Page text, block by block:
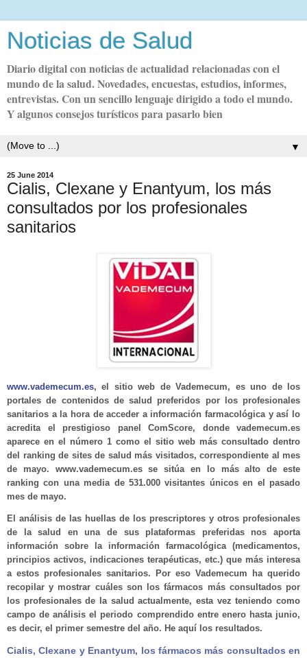
Noticias de Salud
Diario digital con noticias de actualidad relacionadas con el
mundo de la salud. Novedades, encuestas, estudios, informes,
entrevistas. Con un sencillo lenguaje dirigido a todo el mundo.
Y algunos consejos turísticos para pasarlo bien
▼
25 June 2014
Cialis, Clexane y Enantyum, los más
consultados por los profesionales
sanitarios
www.vademecum.es, el sitio web de Vademecum, es uno de los
portales de contenidos de salud preferidos por los profesionales
sanitarios a la hora de acceder a información farmacológica y así lo
acredita el prestigioso panel ComScore, donde vademecum.es
aparece en el número 1 como el sitio web más consultado dentro
del ranking de sites de salud más visitados, correspondiente al mes
de mayo. www.vademecum.es se sitúa en lo más alto de este
ranking con una media de 531.000 visitantes únicos en el pasado
mes de mayo.
El análisis de las huellas de los prescriptores y otros profesionales
de la salud en una de sus plataformas preferidas nos aporta
información sobre la información farmacológica (medicamentos,
principios activos, indicaciones terapéuticas, etc.) que más interesa
a estos profesionales sanitarios. Por eso Vademecum ha querido
recopilar y mostrar cuáles son los fármacos más consultados por
los profesionales de la salud actualmente, esta vez teniendo como
campo de análisis el periodo comprendido entre enero hasta junio,
es decir, el primer semestre del año. He aquí los resultados.
Cialis, Clexane y Enantyum, los fármacos más consultados en